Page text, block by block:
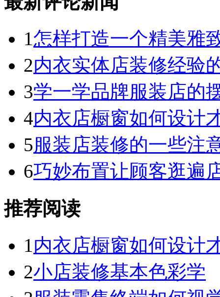
1怎样打造一个精美雅
2内衣实体店装修经验
3学一学品牌服装店的
4内衣店橱窗如何设计
5服装店装修的一些注
6巧妙布置让顾客逛遍
推荐阅读
1内衣店橱窗如何设计
2小店装修基本色彩学